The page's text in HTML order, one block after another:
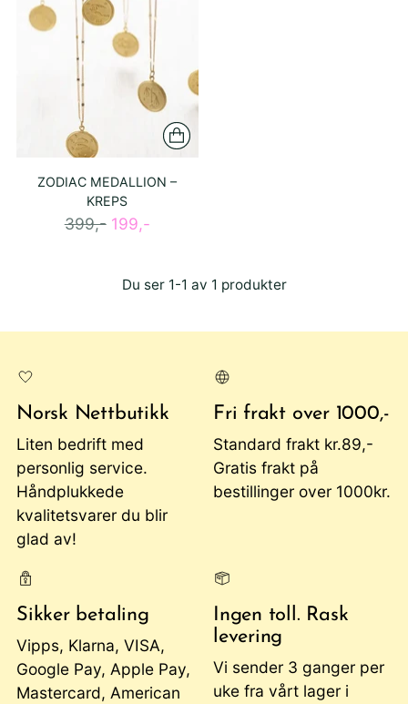
ZODIAC MEDALLION –
KREPS
Ordinær
399,- 199,-
Du ser 1-1 av 1 produkter
Norsk Nettbutikk
Liten bedrift med
personlig service.
Håndplukkede
kvalitetsvarer du blir
glad av!
Fri frakt over 1000,-
Standard frakt kr.89,-
Gratis frakt på
bestillinger over 1000kr.
Sikker betaling
Vipps, Klarna, VISA,
Google Pay, Apple Pay,
Mastercard, American
Ingen toll. Rask
levering
Vi sender 3 ganger per
uke fra vårt lager i